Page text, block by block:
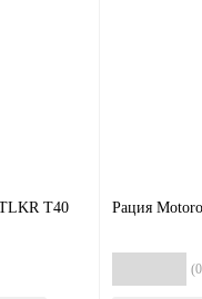
T40 Рация